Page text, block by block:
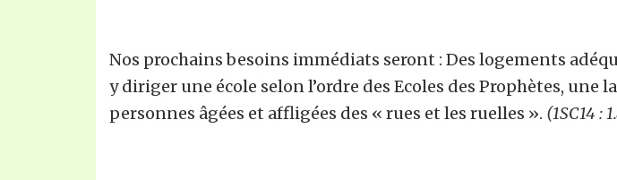
Nos prochains besoins immédiats seront : Des logements
y diriger une école selon l’ordre des Ecoles des Prophètes,
personnes âgées et affligées des « rues et les ruelles ». (1SC14 :